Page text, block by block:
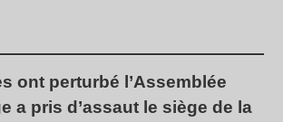
ont perturbé l’Assemblée
a pris d’assaut le siège de la